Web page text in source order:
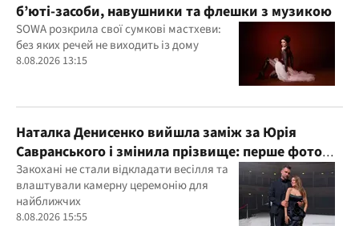
б’юті-засоби, навушники та флешки з музикою
SOWA розкрила свої сумкові мастхеви:
без яких речей не виходить із дому
8.08.2026 13:15
Наталка Денисенко вийшла заміж за Юрія
Савранського і змінила прізвище: перше фото
молодят
Закохані не стали відкладати весілля та
влаштували камерну церемонію для
найближчих
8.08.2026 15:55